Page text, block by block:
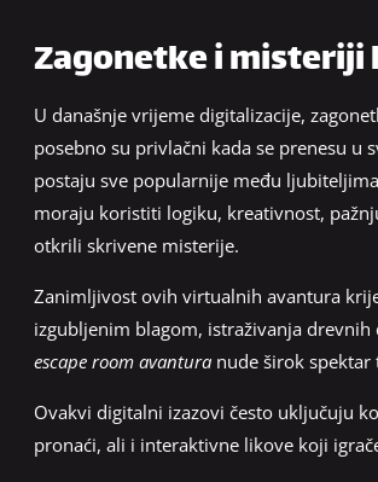
Zagonetke i
U današnje vrijeme digitalizacije,
posebno su privlačni kada se prenesu u
postaju sve popularnije među
moraju koristiti logiku, kreativnost,
otkrili skrivene misterije.
Zanimljivost ovih virtualnih avantura
izgubljenim blagom, istraživanja
escape room avantura nude širok spektar
Ovakvi digitalni izazovi često uključuju
pronaći, ali i interaktivne likove koji